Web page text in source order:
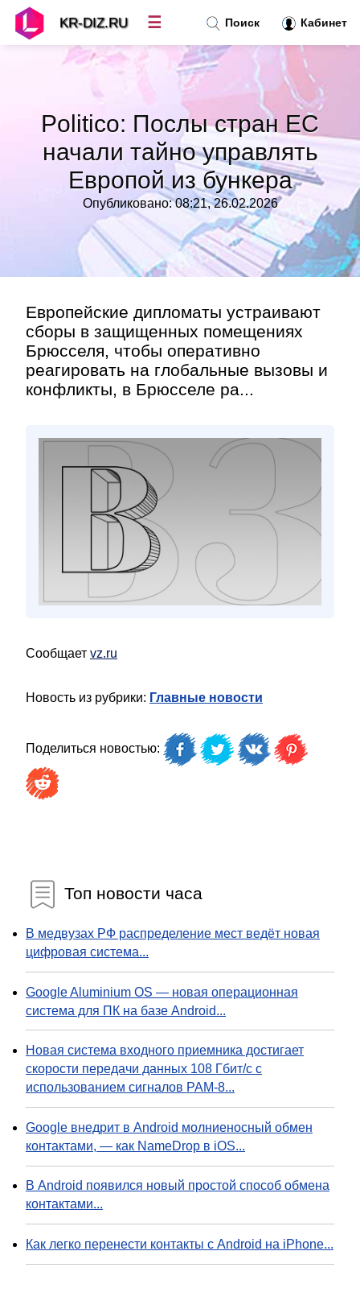
Politico: Послы стран ЕС
начали тайно управлять
Европой из бункера
Опубликовано: 08:21, 26.02.2026
Европейские дипломаты устраивают
сборы в защищенных помещениях
Брюсселя, чтобы оперативно
реагировать на глобальные вызовы и
конфликты, в Брюсселе ра...
Сообщает vz.ru
Новость из рубрики: Главные новости
Поделиться новостью:
Топ новости часа
В медвузах РФ распределение мест ведёт новая
цифровая система...
Google Aluminium OS — новая операционная
система для ПК на базе Android...
Новая система входного приемника достигает
скорости передачи данных 108 Гбит/с с
использованием сигналов PAM-8...
Google внедрит в Android молниеносный обмен
контактами, — как NameDrop в iOS...
В Android появился новый простой способ обмена
контактами...
Как легко перенести контакты с Android на iPhone...
Поиск Кабинет
KR-DIZ.RU ☰
Топ новостей»
Рубрики»
»
Контакт»